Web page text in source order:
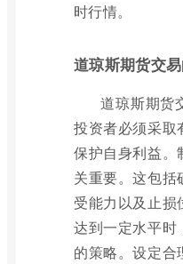
时行情。
道琼斯期货交
道琼斯期货
投资者必须采取
保护自身利益。
关重要。这包括
受能力以及止损
达到一定水平时
的策略。设定